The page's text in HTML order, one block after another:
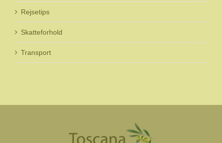
Rejsetips
Skatteforhold
Transport